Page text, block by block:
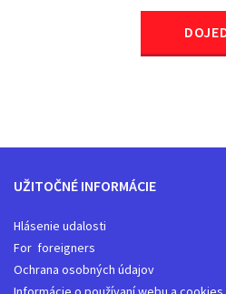
UŽITOČNÉ INFORMÁCIE
Hlásenie udalosti
For foreigners
Ochrana osobných údajov